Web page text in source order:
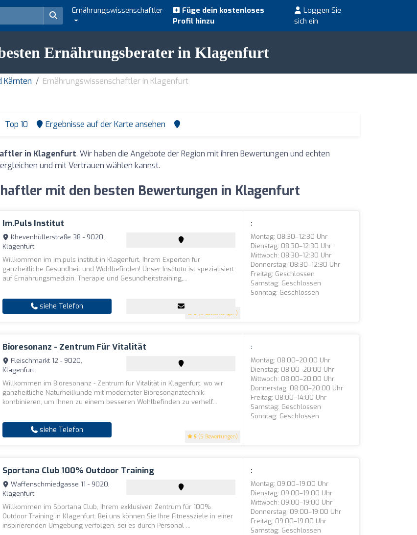
Ernährungswissenschaftler
Füge dein kostenloses
Profil hinzu
Loggen Sie
sich ein
Ernährungsberater in Klagenfurt
Kärnten Ernährungswissenschaftler in Klagenfurt
Top 10 Ergebnisse auf der Karte ansehen
in Klagenfurt. Wir haben die Angebote der Region mit ihren Bewertungen und echten
und mit Vertrauen wählen kannst.
mit den besten Bewertungen in Klagenfurt
Im.puls Institut
5 (5 Bewertungen)
Khevenhüllerstraße 38 - 9020,
Klagenfurt
Willkommen im im.puls institut in Klagenfurt, Ihrem Experten für
ganzheitliche Gesundheit und Wohlbefinden! Unser Instituto ist spezialisiert
auf Ernährungsmedizin, Therapie und Gesundheitstraining,...
siehe Telefon
:
Montag: 08:30–12:30 Uhr
Dienstag: 08:30–12:30 Uhr
Mittwoch: 08:30–12:30 Uhr
Donnerstag: 08:30–12:30 Uhr
Freitag: Geschlossen
Samstag: Geschlossen
Sonntag: Geschlossen
Bioresonanz - Zentrum Für Vitalität
5 (5 Bewertungen)
Fleischmarkt 12 - 9020,
Klagenfurt
Willkommen im Bioresonanz - Zentrum für Vitalität in Klagenfurt, wo wir
ganzheitliche Naturheilkunde mit modernster Bioresonanztechnik
kombinieren, um Ihnen zu einem besseren Wohlbefinden zu verhelf...
siehe Telefon
:
Montag: 08:00–20:00 Uhr
Dienstag: 08:00–20:00 Uhr
Mittwoch: 08:00–20:00 Uhr
Donnerstag: 08:00–20:00 Uhr
Freitag: 08:00–14:00 Uhr
Samstag: Geschlossen
Sonntag: Geschlossen
Sportana Club 100% Outdoor Training
Waffenschmiedgasse 11 - 9020,
Klagenfurt
Willkommen im Sportana Club, Ihrem exklusiven Zentrum für 100%
Outdoor Training in Klagenfurt. Bei uns können Sie Ihre Fitnessziele in einer
inspirierenden Umgebung verfolgen, sei es durch Personal ...
:
Montag: 09:00–19:00 Uhr
Dienstag: 09:00–19:00 Uhr
Mittwoch: 09:00–19:00 Uhr
Donnerstag: 09:00–19:00 Uhr
Freitag: 09:00–19:00 Uhr
Samstag: Geschlossen